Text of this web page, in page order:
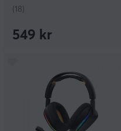
(18)
549 kr